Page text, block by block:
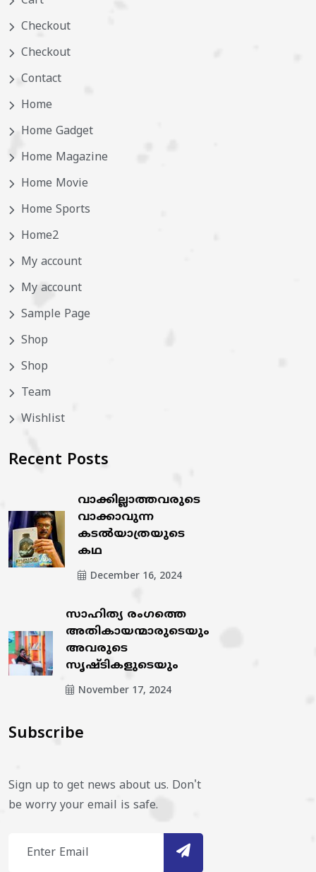
Checkout
Checkout
Contact
Home
Home Gadget
Home Magazine
Home Movie
Home Sports
Home2
My account
My account
Sample Page
Shop
Shop
Team
Wishlist
Recent Posts
വാക്കില്ലാത്തവരുടെ
വാക്കാവുന്ന
കടൽയാത്രയുടെ
കഥ
December 16, 2024
സാഹിത്യ രംഗത്തെ
അതികായന്മാരുടെയും
അവരുടെ
സൃഷ്ടികളുടെയും
November 17, 2024
Subscribe
Sign up to get news about us. Don't
be worry your email is safe.